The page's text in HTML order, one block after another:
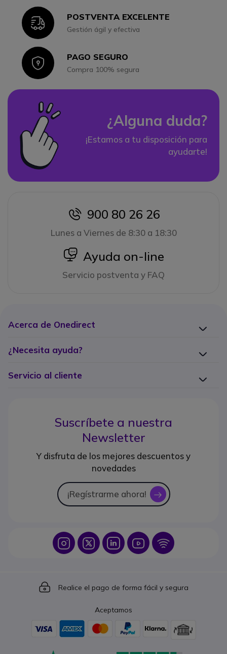
IconPOSTVENTA EXCELENTE
Gestión ágil y efectiva
IconPAGO SEGURO
Compra 100% segura
¿Alguna duda?
¡Estamos a tu disposición para
ayudarte!
icon
900 80 26 26
Lunes a Viernes de 8:30 a 18:30
icon
Ayuda on-line
Servicio postventa y FAQ
Acerca de Onedirect
¿Necesita ayuda?
Servicio al cliente
Suscríbete a nuestra
Newsletter
Y disfruta de los mejores descuentos y
novedades
¡Regístrarme ahora! icon
Icon IconIcon Icon Icon
Icon
Realice el pago de forma fácil y segura
Aceptamos